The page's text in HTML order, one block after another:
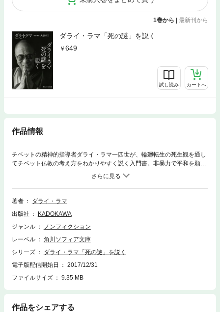
1巻から | 最新刊から
ダライ・ラマ「死の謎」を説く
649
試し読み カートへ
作品情報
チベットの精神的指導者ダライ・ラマ一四世が、輪廻転生の死生観を通し
てチベット仏教の考え方をわかりやすく説く入門書。非暴力で平和を願
う、おおらかなダライ・ラマ自身の人柄を髣髴とさせる好著。
著者
ダライ・ラマ
出版社
KADOKAWA
ジャンル
ノンフィクション
レーベル
角川ソフィア文庫
シリーズ
ダライ・ラマ「死の謎」を説く
電子版配信開始日
2017/12/31
ファイルサイズ
9.35 MB
作品をシェアする